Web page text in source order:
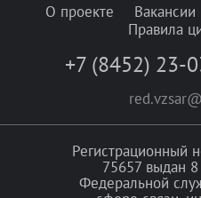
О проекте Вакансии
Правила
+7 (8452) 23-
75657 выдан
Федеральной